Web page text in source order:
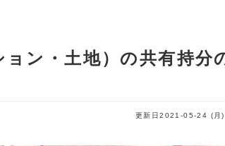
ン・土地）の共有持分
更新日2021-05-24 (